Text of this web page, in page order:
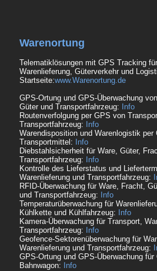
Warenortung
Telematiklösungen mit GPS Tracking
Warenlieferung, Güterverkehr und
Startseite:www.Warenortung.de
GPS-Ortung und GPS-Überwachung
Güter und Transportfahrzeug:
Info
Routenverfolgung per GPS von
Transportfahrzeug:
Info
Warendisposition und Warenlogistik per
Transportmittel:
Info
Diebstahlsicherheit für Ware, Güter,
Transportfahrzeug:
Info
Kontrolle des Lieferstatus und
Warenlieferung und Transportfahrzeug:
RFID-Überwachung für Ware, Fracht,
und Transportfahrzeug:
Info
Temperaturüberwachung für
Kühlkette und Kühlfahrzeug:
Info
Kamera-Überwachung für Transport,
Transportfahrzeug:
Info
Geofence-Sektorenüberwachung für
Warenlieferung und Transportfahrzeug:
GPS-Ortung und GPS-Überwachung für
Bahnwagon:
Info